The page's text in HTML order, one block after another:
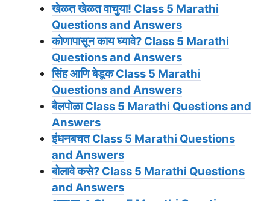
खेळत खेळत वाचुया! Class 5 Marathi
Questions and Answers
कोणापासून काय घ्यावे? Class 5 Marathi
Questions and Answers
सिंह आणि बेडूक Class 5 Marathi
Questions and Answers
बैलपोळा Class 5 Marathi Questions and
Answers
इंधनबचत Class 5 Marathi Questions
and Answers
बोलावे कसे? Class 5 Marathi Questions
and Answers